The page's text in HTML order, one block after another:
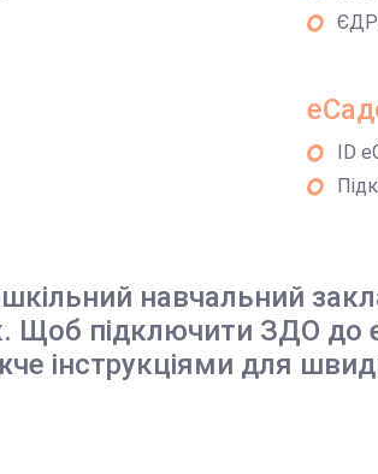
ID
навчальний
Щоб підключити ЗДО до
інструкціями для